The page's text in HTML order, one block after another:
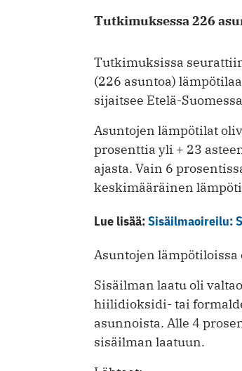
Tutkimuksessa 226
Tutkimuksissa
(226 asuntoa)
sijaitsee Etelä-
Asuntojen lämpötilat
prosenttia yli + 23
ajasta. Vain 6
keskimääräinen
Lue lisää:Sisäilmaoireilu:
Asuntojen
Sisäilman laatu oli
hiilidioksidi- tai
asunnoista. Alle 4
sisäilman laatuun.